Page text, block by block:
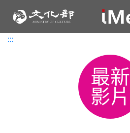
:::
:::
最新
影片